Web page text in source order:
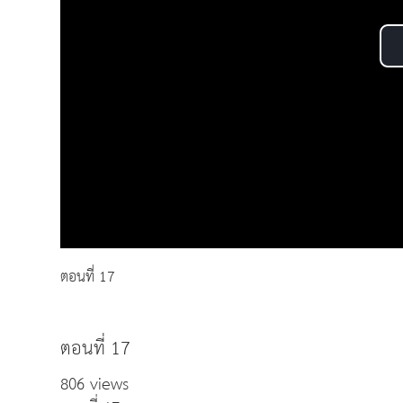
ตอนที่ 17
ตอนที่ 17
806 views